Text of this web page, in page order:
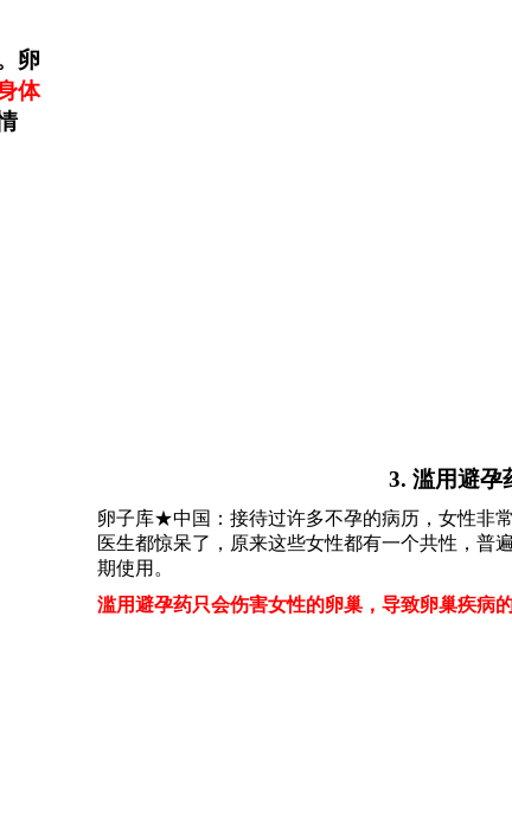
卵
体
3. 滥用避孕
卵子库★中国：接待过许多不孕的病历，女性非
医生都惊呆了，原来这些女性都有一个共性，普
期使用。
滥用避孕药只会伤害女性的卵巢，导致卵巢疾病